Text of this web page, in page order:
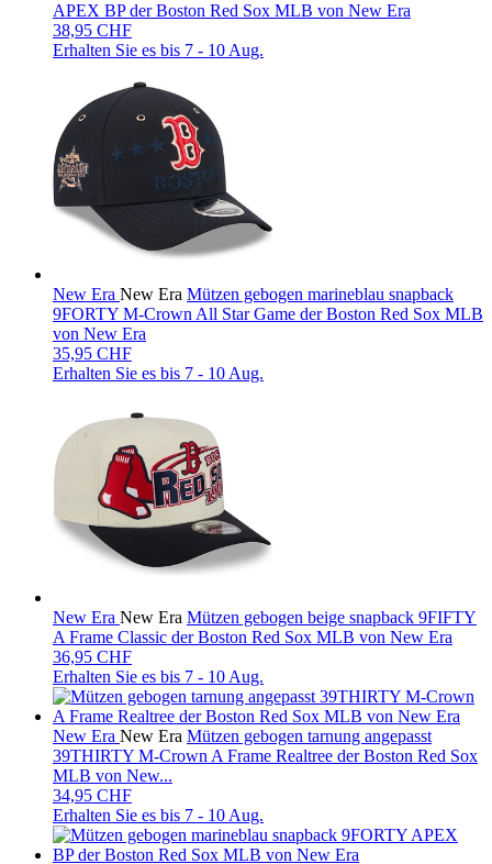
APEX BP der Boston Red Sox MLB von New Era
38,95 CHF
Erhalten Sie es bis 7 - 10 Aug.
New Era New Era Mützen gebogen marineblau snapback
9FORTY M-Crown All Star Game der Boston Red Sox MLB
von New Era
35,95 CHF
Erhalten Sie es bis 7 - 10 Aug.
New Era New Era Mützen gebogen beige snapback 9FIFTY
A Frame Classic der Boston Red Sox MLB von New Era
36,95 CHF
Erhalten Sie es bis 7 - 10 Aug.
New Era New Era Mützen gebogen tarnung angepasst
39THIRTY M-Crown A Frame Realtree der Boston Red Sox
MLB von New...
34,95 CHF
Erhalten Sie es bis 7 - 10 Aug.